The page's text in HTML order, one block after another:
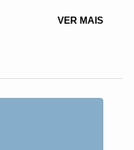
VER MAIS